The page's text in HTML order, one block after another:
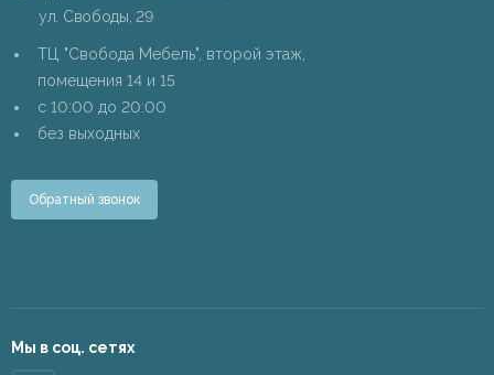
ул. Свободы, 29
ТЦ "Свобода Мебель", второй этаж,
помещения 14 и 15
c 10:00 до 20:00
без выходных
Обратный звонок
Мы в соц. сетях